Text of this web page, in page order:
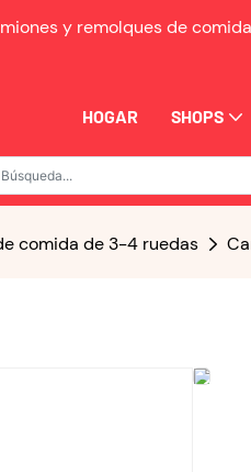
y remolques de comida
HOGAR SHOPS
comida de 3-4 ruedas